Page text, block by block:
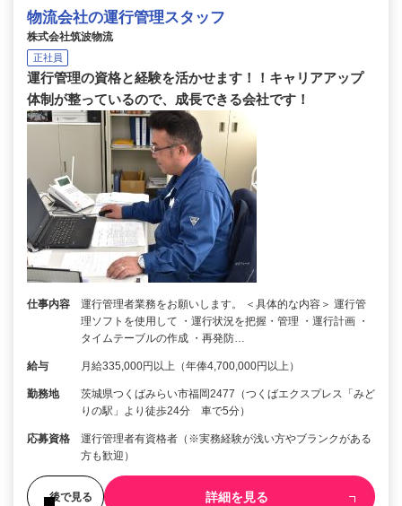
物流会社の運行管理スタッフ
株式会社筑波物流
正社員
運行管理の資格と経験を活かせます！！キャリアアップ
体制が整っているので、成長できる会社です！
仕事内容
運行管理者業務をお願いします。 ＜具体的な内容＞ 運行管
理ソフトを使用して ・運行状況を把握・管理 ・運行計画 ・
タイムテーブルの作成 ・再発防…
給与 月給335,000円以上（年俸4,700,000円以上）
勤務地
茨城県つくばみらい市福岡2477（つくばエクスプレス「みど
りの駅」より徒歩24分 車で5分）
応募資格
運行管理者有資格者（※実務経験が浅い方やブランクがある
方も歓迎）
後で見る 詳細を見る